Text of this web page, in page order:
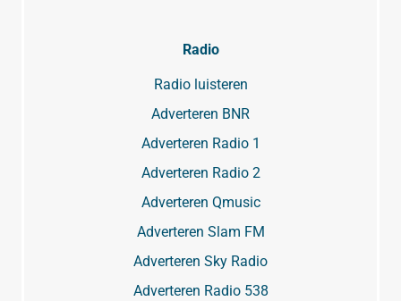
Radio
Radio luisteren
Adverteren BNR
Adverteren Radio 1
Adverteren Radio 2
Adverteren Qmusic
Adverteren Slam FM
Adverteren Sky Radio
Adverteren Radio 538